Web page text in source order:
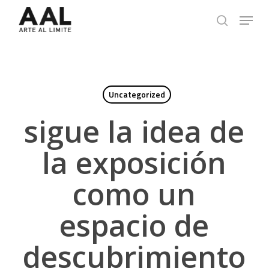
search
Menu
Uncategorized
sigue la idea de
la exposición
como un
espacio de
descubrimiento